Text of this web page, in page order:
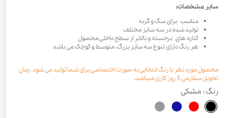
سایر مشخصات:
مناسب برای سگ و گربه
تولید شده در سه سایز مختلف
کناره های برجسته و بالاتر از سطح داخلی محصول
هر رنگ دارای تنوع سه سایز بزرگ، متوسط و کوچک می باشد
محصول مورد نظر با رنگ انتخابی به صورت اختصاصی برای شما تولید می شود. زمان
تحویل سفارش 5 روز کاری میباشد.
رنگ : مشکی